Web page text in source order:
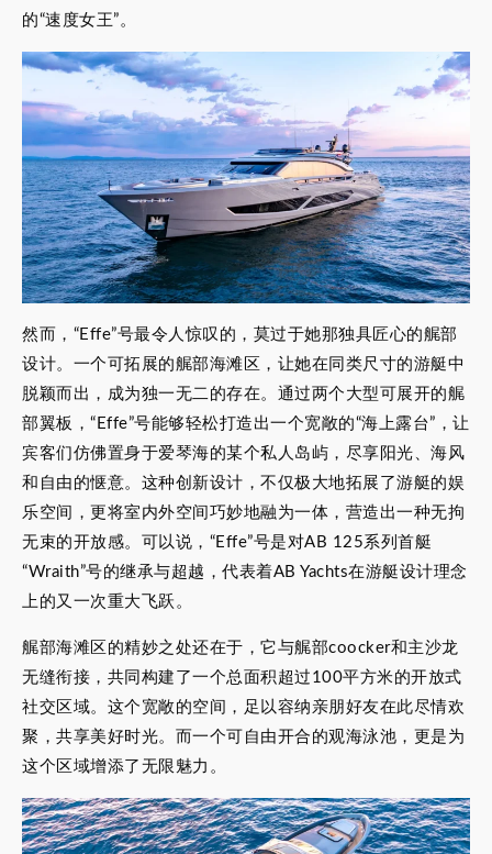
的“速度女王”。
然而，“Effe”号最令人惊叹的，莫过于她那独具匠心的艉部
设计。一个可拓展的艉部海滩区，让她在同类尺寸的游艇中
脱颖而出，成为独一无二的存在。通过两个大型可展开的艉
部翼板，“Effe”号能够轻松打造出一个宽敞的“海上露台”，让
宾客们仿佛置身于爱琴海的某个私人岛屿，尽享阳光、海风
和自由的惬意。这种创新设计，不仅极大地拓展了游艇的娱
乐空间，更将室内外空间巧妙地融为一体，营造出一种无拘
无束的开放感。可以说，“Effe”号是对AB 125系列首艇
“Wraith”号的继承与超越，代表着AB Yachts在游艇设计理念
上的又一次重大飞跃。
艉部海滩区的精妙之处还在于，它与艉部coocker和主沙龙
无缝衔接，共同构建了一个总面积超过100平方米的开放式
社交区域。这个宽敞的空间，足以容纳亲朋好友在此尽情欢
聚，共享美好时光。而一个可自由开合的观海泳池，更是为
这个区域增添了无限魅力。